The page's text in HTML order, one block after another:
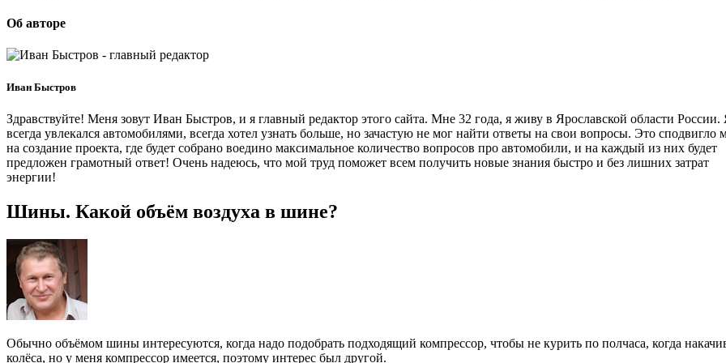
Об авторе
Иван Быстров
Здравствуйте! Меня зовут Иван Быстров, и я главный редактор этого сайта. Мне 32 года, я живу в Ярославской области России.
всегда увлекался автомобилями, всегда хотел узнать больше, но зачастую не мог найти ответы на свои вопросы. Это сподвигло
на создание проекта, где будет собрано воедино максимальное количество вопросов про автомобили, и на каждый из них будет
предложен грамотный ответ! Очень надеюсь, что мой труд поможет всем получить новые знания быстро и без лишних затрат
энергии!
Шины. Какой объём воздуха в шине?
Обычно объёмом шины интересуются, когда надо подобрать подходящий компрессор, чтобы не курить по полчаса, когда
колёса, но у меня компрессор имеется, поэтому интерес был другой.